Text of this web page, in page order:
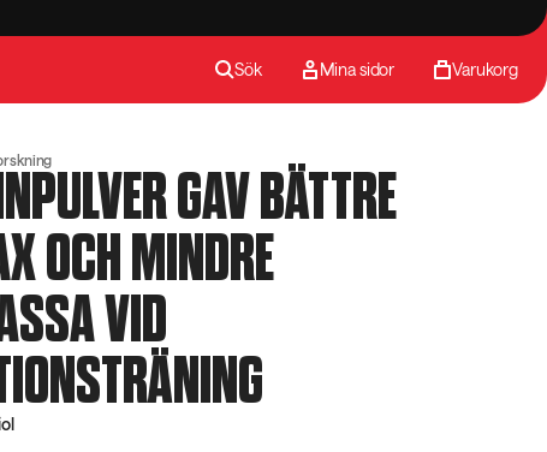
Sök Mina sidor Varukorg
GAV BÄTTRE
OCH MINDRE
VID